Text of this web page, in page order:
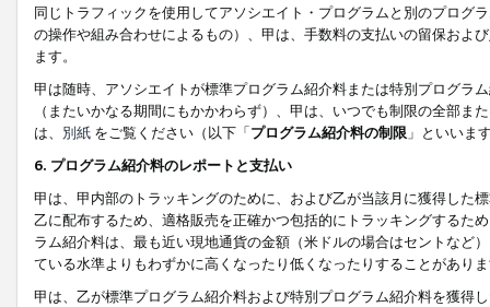
同じトラフィックを使用してアソシエイト・プログラムと別のプログ
の操作や組み合わせによるもの）、甲は、手数料の支払いの留保およ
ます。
甲は随時、アソシエイトが標準プログラム紹介料または特別プログラ
（またいかなる期間にもかかわらず）、甲は、いつでも制限の全部
は、 別紙 をご覧ください（以下「プログラム紹介料の制限 」といいま
6. プログラム紹介料のレポートと支払い
甲は、甲内部のトラッキングのために、および乙が当該月に獲得した
乙に配布するため、適格販売を正確かつ包括的にトラッキングするた
ラム紹介料は、最も近い現地通貨の金額（米ドルの場合はセントなど
ている水準よりもわずかに高くなったり低くなったりすることがあり
甲は、乙が標準プログラム紹介料および特別プログラム紹介料を獲得